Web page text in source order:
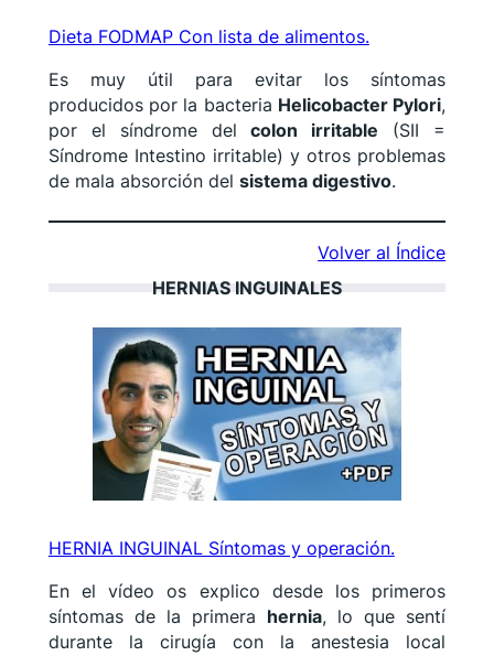
Dieta FODMAP Con lista de alimentos.
Es muy útil para evitar los síntomas
producidos por la bacteria Helicobacter Pylori,
por el síndrome delcolon irritable (SII =
Síndrome Intestino irritable) y otros problemas
de mala absorción del sistema digestivo.
Volver al Índice
HERNIAS INGUINALES
HERNIA INGUINAL Síntomas y operación.
En el vídeo os explico desde los primeros
síntomas de la primera hernia, lo que sentí
durante la cirugía con la anestesia local